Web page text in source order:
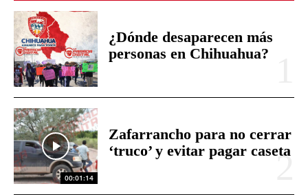
¿Dónde desaparecen más
personas en Chihuahua?
00:01:14
Zafarrancho para no cerrar
‘truco’ y evitar pagar caseta